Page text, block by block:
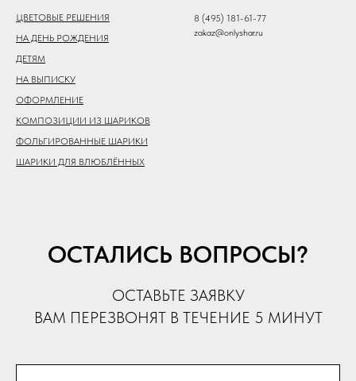
ЦВЕТОВЫЕ РЕШЕНИЯ
НА ДЕНЬ РОЖДЕНИЯ
ДЕТЯМ
НА ВЫПИСКУ
ОФОРМЛЕНИЕ
КОМПОЗИЦИИ ИЗ ШАРИКОВ
ФОЛЬГИРОВАННЫЕ ШАРИКИ
ШАРИКИ ДЛЯ ВЛЮБЛЁННЫХ
8 (495) 181-61-77
zakaz@onlyshar.ru
ОСТАЛИСЬ ВОПРОСЫ?
ОСТАВЬТЕ ЗАЯВКУ
ВАМ ПЕРЕЗВОНЯТ В ТЕЧЕНИЕ 5 МИНУТ